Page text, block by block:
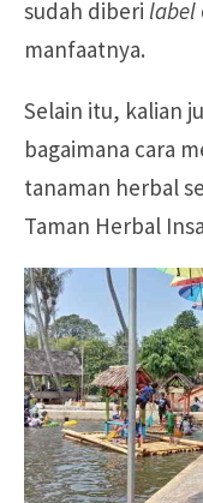
sudah diberi label
manfaatnya.
Selain itu, kalian
bagaimana cara
tanaman herbal
Taman Herbal